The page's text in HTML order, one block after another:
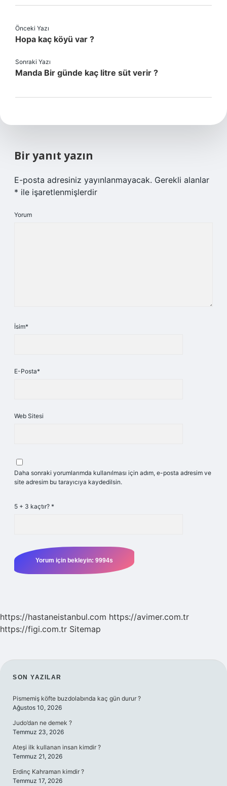
Önceki Yazı
Hopa kaç köyü var ?
Sonraki Yazı
Manda Bir günde kaç litre süt verir ?
Bir yanıt yazın
E-posta adresiniz yayınlanmayacak. Gerekli alanlar
* ile işaretlenmişlerdir
Yorum
İsim*
E-Posta*
Web Sitesi
Daha sonraki yorumlarımda kullanılması için adım, e-posta adresim ve
site adresim bu tarayıcıya kaydedilsin.
5 + 3 kaçtır? *
https://hastaneistanbul.com https://avimer.com.tr
https://figi.com.tr Sitemap
SIDEBAR
SON YAZILAR
Pismemiş köfte buzdolabında kaç gün durur ?
Ağustos 10, 2026
Judo’dan ne demek ?
Temmuz 23, 2026
Ateşi ilk kullanan insan kimdir ?
Temmuz 21, 2026
Erdinç Kahraman kimdir ?
Temmuz 17, 2026